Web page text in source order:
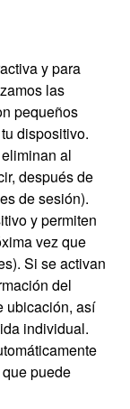
y para
las
pequeños
dispositivo.
al
después de
de sesión).
y permiten
vez que
Si se activan
del
ubicación, así
individual.
puede